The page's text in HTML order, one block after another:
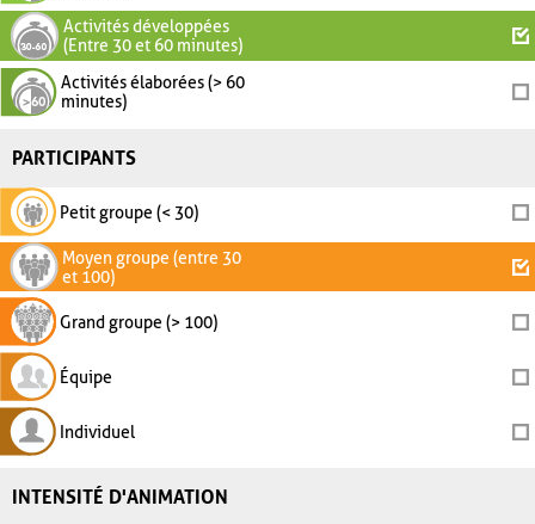
Activités développées
(Entre 30 et 60 minutes)
Activités élaborées (> 60
minutes)
PARTICIPANTS
Petit groupe (< 30)
Moyen groupe (entre 30
et 100)
Grand groupe (> 100)
Équipe
Individuel
INTENSITÉ D'ANIMATION